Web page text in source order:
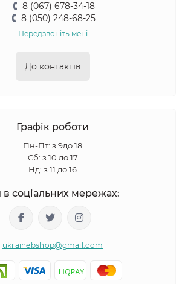
8 (067) 678-34-18
8 (050) 248-68-25
Передзвоніть мені
До контактів
Графік роботи
Пн-Пт: з 9до 18
Сб: з 10 до 17
Нд: з 11 до 16
соціальних мережах:
ukrainebshop@gmail.com